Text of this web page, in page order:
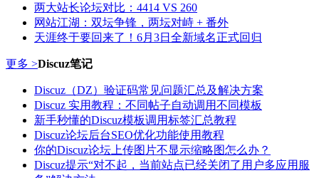
两大站长论坛对比：4414 VS 260
网站江湖：双坛争锋，两坛对峙 + 番外
天涯终于要回来了！6月3日全新域名正式回归
更多 >Discuz笔记
Discuz（DZ）验证码常见问题汇总及解决方案
Discuz 实用教程：不同帖子自动调用不同模板
新手秒懂的Discuz模板调用标签汇总教程
Discuz论坛后台SEO优化功能使用教程
你的Discuz论坛上传图片不显示缩略图怎么办？
Discuz提示“对不起，当前站点已经关闭了用户多应用服